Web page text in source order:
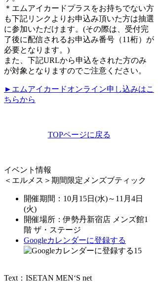
＊エムアイカードプラスをお持ちでない方
も下記リンクよりお申込み頂いた方は抽選
に参加いただけます。(その際は、受付完
了後に配信されるお申込み番号（11桁）が
必要となります。)
また、下記URLから申込をされた方のみ
が対象となりますのでご注意ください。
►エムアイカードオンライン申し込みはこ
ちらから
TOPページに戻る
イベント情報
＜エルメス＞期間限定メンズブティック
開催期間：10月15日 (水)～11月4日
(火)
開催場所：伊勢丹新宿店 メンズ館1
階 ザ・ステージ
Googleカレンダーに登録する
15
Text：ISETAN MEN‘S net